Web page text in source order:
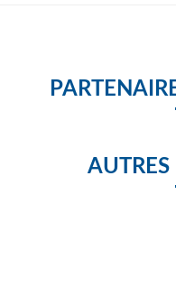
AUTRES